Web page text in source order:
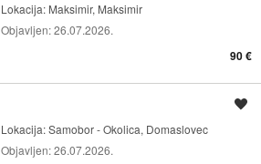
Lokacija: Maksimir, Maksimir
Objavljen:26.07.2026.
90 €
Lokacija:Samobor - Okolica, Domaslovec
Objavljen:26.07.2026.